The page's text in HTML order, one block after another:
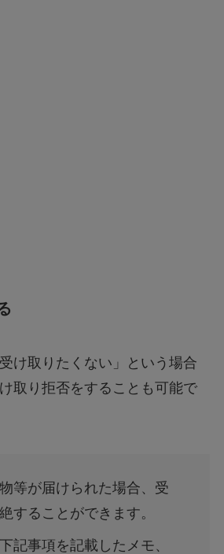
け取りたくない」という場合
取り拒否をすることも可能で
等が届けられた場合、受
することができます。
記事項を記載したメモ、